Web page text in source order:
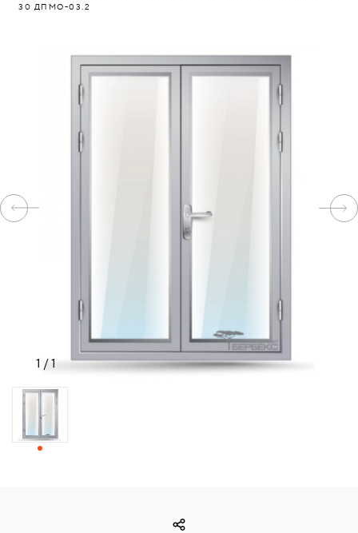
АКСЕССУАРЫ
КОМПЛЕКТУЮЩИЕ
"УМНЫЙ
ДОМ"
ЗАВКИ
ИНТЕРЕСНЫЕ
СТАТЬИ
СВЯЗАТЬСЯ
С
30 ДПМО-03.2
1 /1